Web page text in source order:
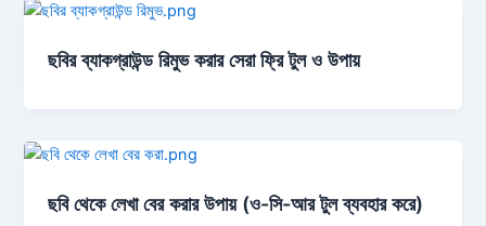
ছবির ব্যাকগ্রাউন্ড রিমুভ করার সেরা ফ্রি টুল ও উপায়
ছবি থেকে লেখা বের করার উপায় (ও-সি-আর টুল ব্যবহার করে)